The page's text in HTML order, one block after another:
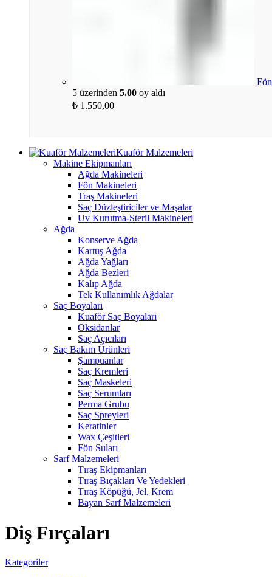
5 üzerinden 5.00 oy aldı
₺ 1.550,00
Kuaför Malzemeleri
Makine Ekipmanları
Ağda Makineleri
Fön Makineleri
Traş Makineleri
Saç Düzleştiriciler ve Maşalar
Uv Kurutma-Steril Makineleri
Ağda
Konserve Ağda
Kartuş Ağda
Ağda Yağları
Ağda Bezleri
Kalıp Ağda
Tek Kullanımlık Ağdalar
Saç Boyaları
Kuaför Saç Boyaları
Oksidanlar
Saç Açıcıları
Saç Bakım Ürünleri
Şampuanlar
Saç Kremleri
Saç Maskeleri
Saç Serumları
Perma Grubu
Saç Spreyleri
Keratinler
Wax Çeşitleri
Fön Suları
Sarf Malzemeleri
Tıraş Ekipmanları
Tıraş Bıçakları Ve Yedekleri
Tıraş Köpüğü, Jel, Krem
Bayan Sarf Malzemeleri
Diş Fırçaları
Kategoriler